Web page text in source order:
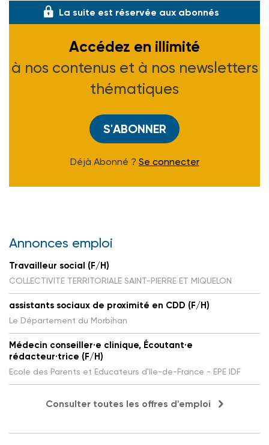
La suite est réservée aux abonnés
Accédez en illimité
à nos contenus et à nos newsletters
thématiques
S'ABONNER
Déjà Abonné ? Se connecter
Annonces emploi
Travailleur social (F/H)
COLLECTIVITE TERRITORIALE SAINT-PIERRE ET MIQUELON
assistants sociaux de proximité en CDD (F/H)
Le Département du Morbihan
Médecin conseiller·e clinique, Écoutant·e
rédacteur·trice (F/H)
Ecole des Parents et Educateurs d'Ile-de-France - EPE IDF
Consulter toutes les offres d'emploi